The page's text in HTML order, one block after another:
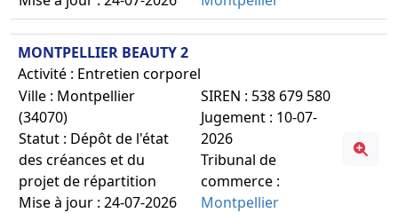
MONTPELLIER BEAUTY 2
Activité : Entretien corporel
Ville : Montpellier
(34070)
Statut : Dépôt de l'état
des créances et du
projet de répartition
Mise à jour : 24-07-2026
SIREN : 538 679 580
Jugement : 10-07-
2026
Tribunal de
commerce :
Montpellier